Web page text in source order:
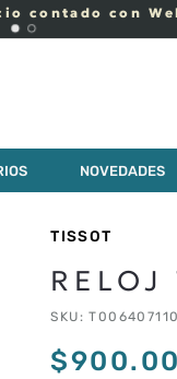
contado con
NOVEDADES
TISSOT
RELOJ
SKU :
$900.